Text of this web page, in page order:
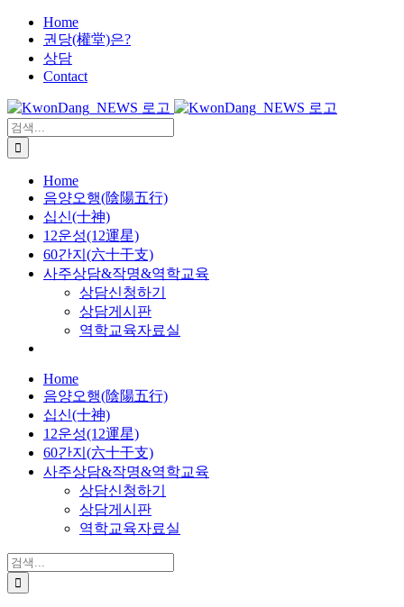
건
너
뛰
기
Home
권당(權堂)은?
상담
Contact
검
색:
Home
음양오행(陰陽五行)
십신(十神)
12운성(12運星)
60간지(六十干支)
사주상담&작명&역학교육
상담신청하기
상담게시판
역학교육자료실
Home
음양오행(陰陽五行)
십신(十神)
12운성(12運星)
60간지(六十干支)
사주상담&작명&역학교육
상담신청하기
상담게시판
역학교육자료실
검
색: